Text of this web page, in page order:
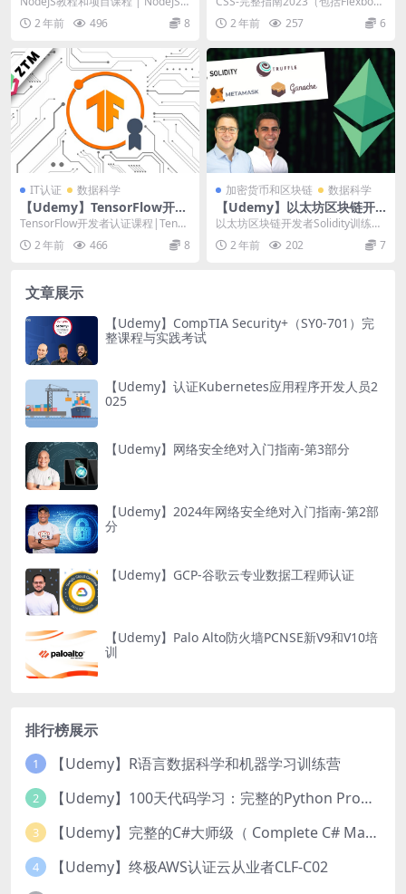
utorial and Proj...
2 年前 496 8
x、Grid和Sass） | CSS ...
2 年前 257 6
IT认证 数据科学
【Udemy】TensorFlow开发
者认证课程
TensorFlow开发者认证课程|Tenso
rFlow Developer C...
2 年前 466 8
加密货币和区块链 数据科学
【Udemy】以太坊区块链开
发者Solidity训练营（2024）
以太坊区块链开发者Solidity训练营
（2024） | Ethereum Bl...
2 年前 202 7
文章展示
【Udemy】CompTIA Security+（SY0-701）完
整课程与实践考试
【Udemy】认证Kubernetes应用程序开发人员2
025
【Udemy】网络安全绝对入门指南-第3部分
【Udemy】2024年网络安全绝对入门指南-第2部
分
【Udemy】GCP-谷歌云专业数据工程师认证
【Udemy】Palo Alto防火墙PCNSE新V9和V10培
训
排行榜展示
1 【Udemy】R语言数据科学和机器学习训练营
2 【Udemy】100天代码学习：完整的Python Pro训练课程
3 【Udemy】完整的C#大师级（ Complete C# Masterclass）
4 【Udemy】终极AWS认证云从业者CLF-C02